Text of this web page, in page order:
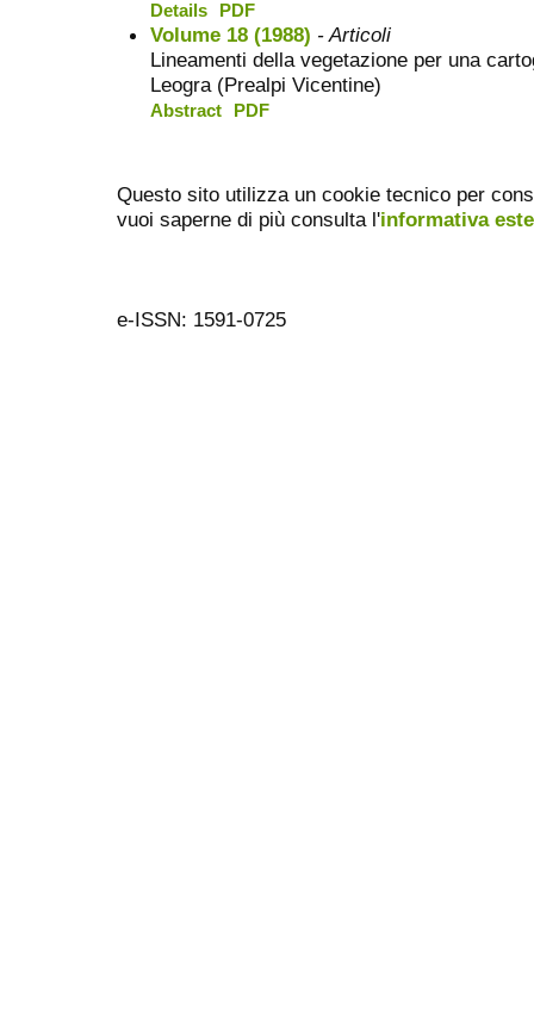
Details PDF
Volume 18 (1988) - Articoli
Lineamenti della vegetazione per una
Leogra (Prealpi Vicentine)
Abstract PDF
Questo sito utilizza un cookie tecnico per
vuoi saperne di più consulta l'informativa
e-ISSN: 1591-0725